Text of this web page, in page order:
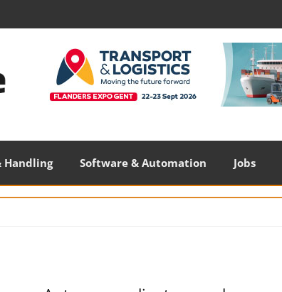
Handling Software & Automation Jobs